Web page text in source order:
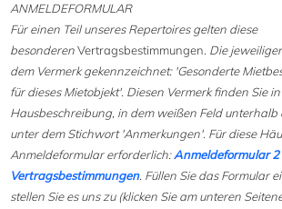
ANMELDEFORMULAR
Für einen Teil unseres Repertoires gelten diese
besonderenVertragsbestimmungen. Die
dem Vermerk gekennzeichnet: 'Gesonderte
für dieses Mietobjekt'. Diesen Vermerk finden Sie
Hausbeschreibung, in dem weißen Feld unterhalb
unter dem Stichwort 'Anmerkungen'. Für diese
Anmeldeformular erforderlich:Anmeldeformular
Vertragsbestimmungen. Füllen Sie das Formular
stellen Sie es uns zu (klicken Sie am unteren